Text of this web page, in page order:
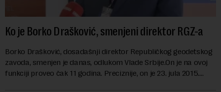
Ko je Borko Drašković, smenjeni direktor RGZ-a
Borko Drašković, dosadašnji direktor Republičkog geodetskog
zavoda, smenjen je danas, odlukom Vlade Srbije.On je na ovoj
funkciji proveo čak 11 godina. Preciznije, on je 23. jula 2015.